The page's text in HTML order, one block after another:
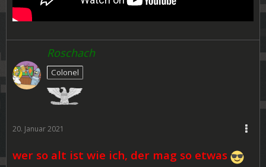
Roschach
Colonel
20. Januar 2021
wer so alt ist wie ich, der mag so etwas